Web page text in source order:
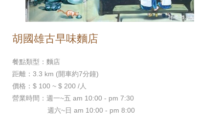
胡國雄古早味麵店
餐點類型：麵店
距離：3.3 km (開車約7分鐘)
價格：$ 100 ~ $ 200 /人
營業時間：週一~五 am 10:00 - pm 7:30
週六~日 am 10:00 - pm 8:00